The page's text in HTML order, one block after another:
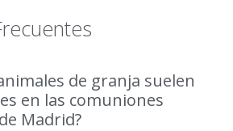
de granja suelen
en las comuniones
Madrid?